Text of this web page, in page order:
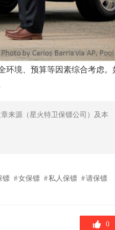
环境、预算等因素综合考虑。
来源（星火特卫保镖公司）及本
镖 女保镖 私人保镖
请保镖
0